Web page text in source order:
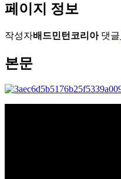
페이지 정보
작성자배드민턴코리아 댓글
본문